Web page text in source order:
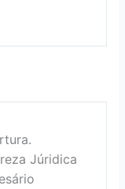
Júridica